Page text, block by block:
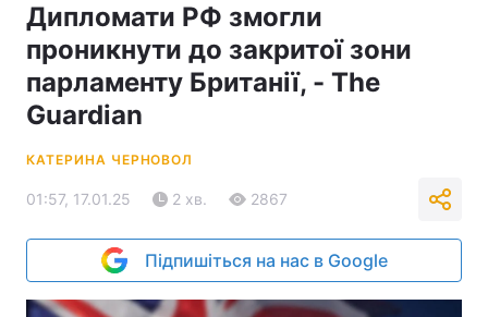
Дипломати РФ змогли
проникнути до закритої зони
парламенту Британії, - The
Guardian
КАТЕРИНА ЧЕРНОВОЛ
01:57, 17.01.25 2 хв. 2867
Підпишіться на нас в Google